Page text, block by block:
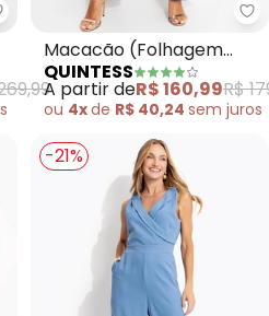
- Macacão (Verde)
Macacão (Folhagem
Marinho) em Malha de
Viscose
QUINTESS
A partir deR$ 160,99R$
ou 4xde R$ 40,24 sem juros
-21%